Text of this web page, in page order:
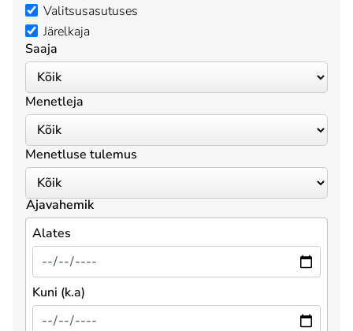
Valitsusasutuses
Järelkaja
Saaja
Menetleja
Menetluse tulemus
Ajavahemik
Alates
Kuni (k.a)